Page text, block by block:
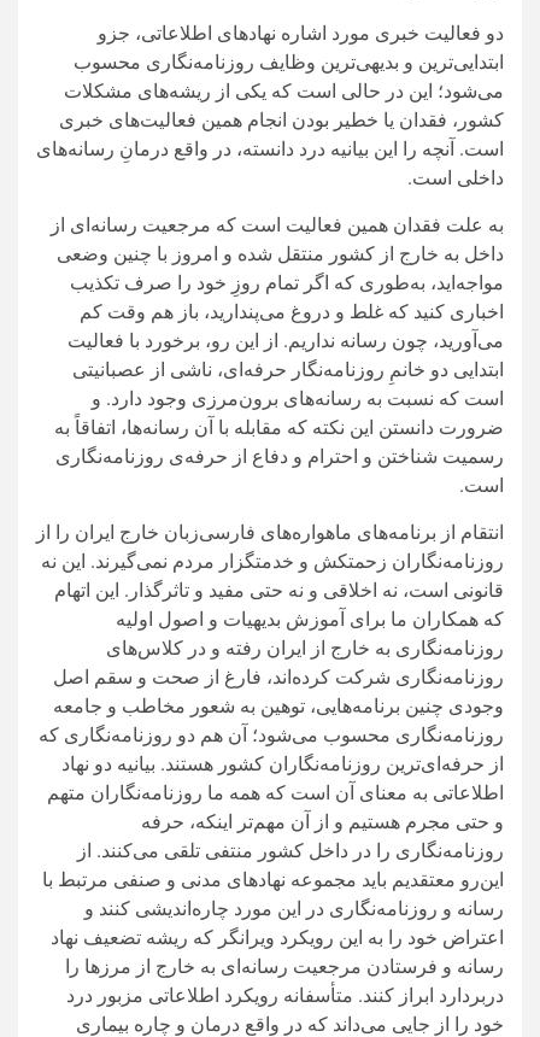
دو فعالیت خبری مورد اشاره نهاد‌های اطلاعاتی، جزو
ابتدایی‌ترین و بدیهی‌ترین وظایف روزنامه‌نگاری محسوب
می‌شود؛ این در حالی است که یکی از ریشه‌های مشکلات
کشور، فقدان یا خطیر بودن انجام همین فعالیت‌های خبری
است. آنچه را این بیانیه درد دانسته، در واقع درمانِ رسانه‌های
داخلی است.
به علت فقدان همین فعالیت است که مرجعیت رسانه‌ای از
داخل به خارج از کشور منتقل شده و امروز با چنین وضعی
مواجه‌اید، به‌طوری که اگر تمام روزِ خود را صرف تکذیب
اخباری کنید که غلط و دروغ می‌پندارید، باز هم وقت کم
می‌آورید، چون رسانه نداریم. از این رو، برخورد با فعالیت
ابتدایی دو خانمِ روزنامه‌نگار حرفه‌ای، ناشی از عصبانیتی
است که نسبت به رسانه‌های برون‌مرزی وجود دارد. و
ضرورت دانستن این نکته که مقابله با آن رسانه‌ها، اتفاقاً به
رسمیت شناختن و احترام و دفاع از حرفه‌ی روزنامه‌نگاری
است.
انتقام از برنامه‌های ماهواره‌‌های فارسی‌زبان خارج ایران را از
روزنامه‌نگاران زحمتکش و خدمتگزار مردم نمی‌گیرند. این نه
قانونی است، نه اخلاقی و نه حتی مفید و تاثرگذار. این اتهام
که همکاران ما برای آموزش بدیهیات و اصول اولیه
روزنامه‌نگاری به خارج از ایران رفته و در کلاس‌های
روزنامه‌نگاری شرکت کرده‌اند، فارغ از صحت و سقم اصل
وجودی چنین برنامه‌هایی، توهین به شعور مخاطب و جامعه
روزنامه‌نگاری محسوب می‌شود؛ آن هم دو روزنامه‌نگاری که
از حرفه‌ای‌ترین روزنامه‌نگاران کشور هستند. بیانیه دو نهاد
اطلاعاتی به معنای آن است که همه ما روزنامه‌نگاران متهم
و حتی مجرم هستیم و از آن مهم‌تر اینکه، حرفه
روزنامه‌نگاری را در داخل کشور منتفی تلقی می‌کنند. از
این‌رو معتقدیم باید مجموعه نهادهای مدنی و صنفی مرتبط با
رسانه و روزنامه‌نگاری در این مورد چاره‌اندیشی کنند و
اعتراض خود را به این رویکرد ویرانگر که ریشه تضعیف نهاد
رسانه و فرستادن مرجعیت رسانه‌ای به خارج از مرزها را
دربردارد ابراز کنند. متأسفانه رویکرد اطلاعاتی مزبور درد
خود را از جایی می‌داند که در واقع درمان و چاره بیماری